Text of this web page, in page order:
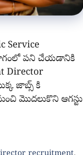
Service
పని చేయడానికి
Director
జాబ్స్ కి
మొదలుకొని ఆగస్టు